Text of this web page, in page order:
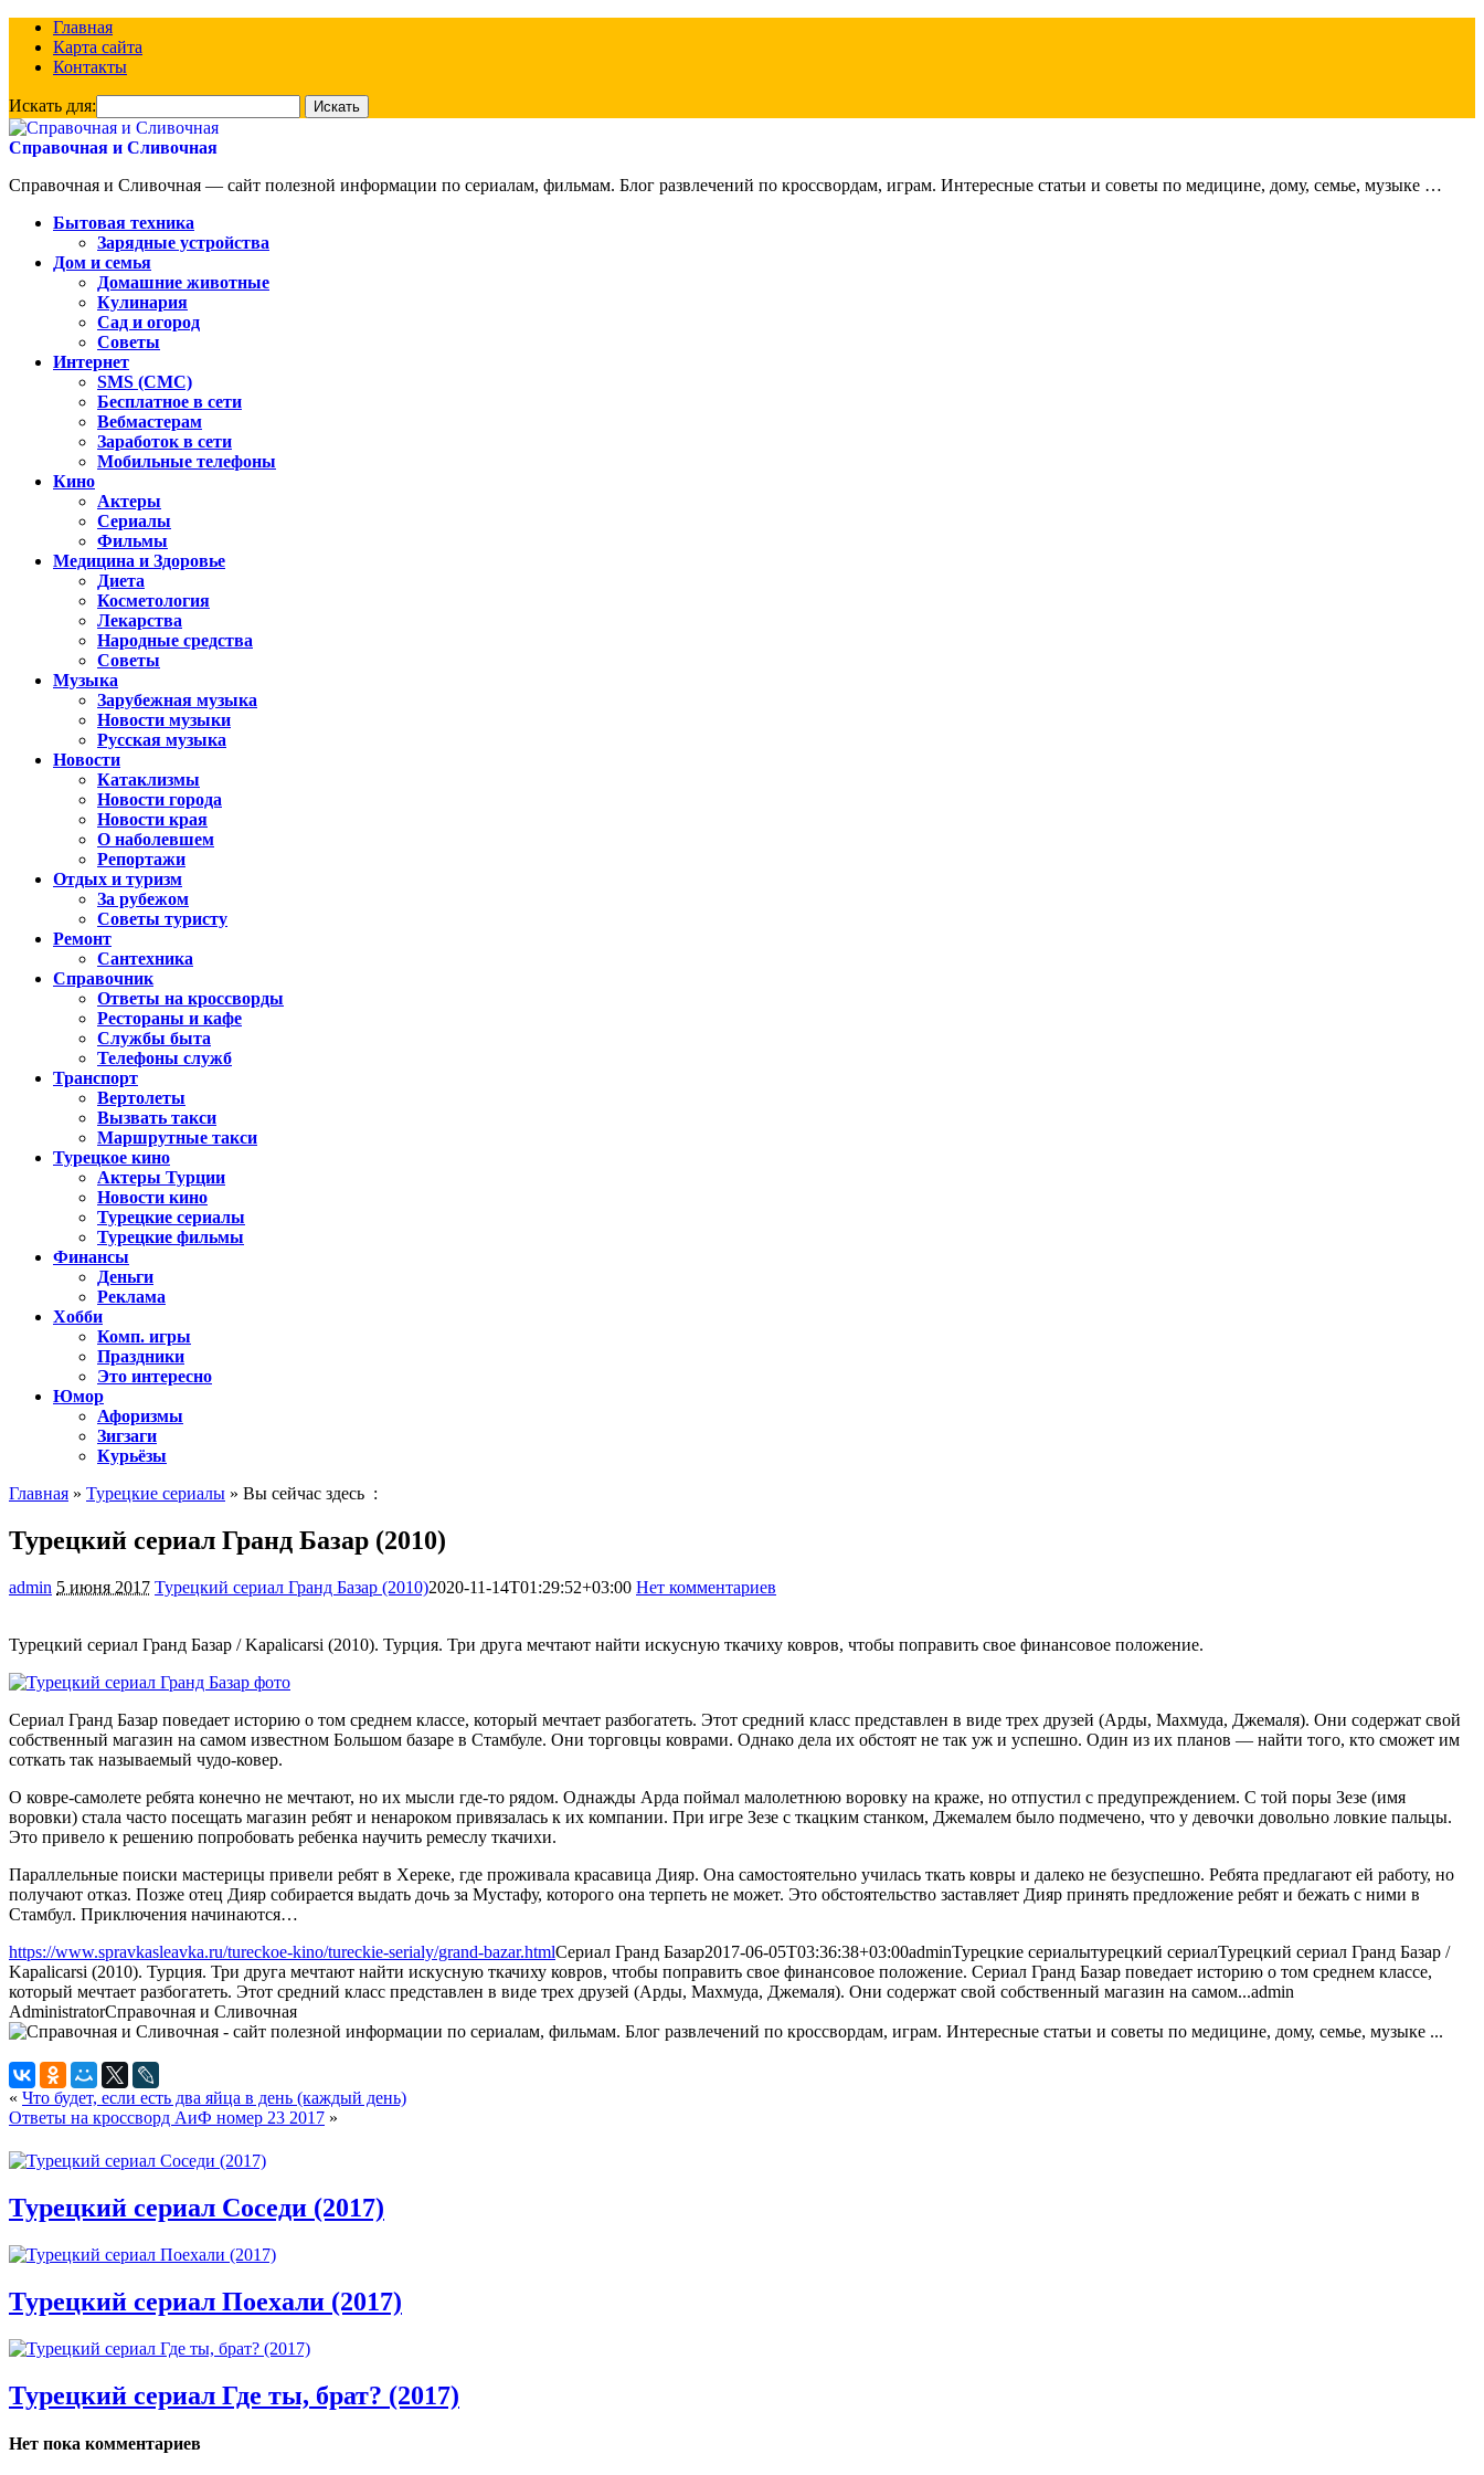
Главная
Карта сайта
Контакты
Искать для:
Справочная и Сливочная
Справочная и Сливочная — сайт полезной информации по сериалам, фильмам. Блог развлечений по кроссвордам, играм. Интересные статьи и советы по медицине, дому, семье, музыке …
Бытовая техника
Зарядные устройства
Дом и семья
Домашние животные
Кулинария
Сад и огород
Советы
Интернет
SMS (СМС)
Бесплатное в сети
Вебмастерам
Заработок в сети
Мобильные телефоны
Кино
Актеры
Сериалы
Фильмы
Медицина и Здоровье
Диета
Косметология
Лекарства
Народные средства
Советы
Музыка
Зарубежная музыка
Новости музыки
Русская музыка
Новости
Катаклизмы
Новости города
Новости края
О наболевшем
Репортажи
Отдых и туризм
За рубежом
Советы туристу
Ремонт
Сантехника
Справочник
Ответы на кроссворды
Рестораны и кафе
Службы быта
Телефоны служб
Транспорт
Вертолеты
Вызвать такси
Маршрутные такси
Турецкое кино
Актеры Турции
Новости кино
Турецкие сериалы
Турецкие фильмы
Финансы
Деньги
Реклама
Хобби
Комп. игры
Праздники
Это интересно
Юмор
Афоризмы
Зигзаги
Курьёзы
Главная » Турецкие сериалы » Вы сейчас здесь :
Турецкий сериал Гранд Базар (2010)
admin 5 июня 2017 Турецкий сериал Гранд Базар (2010)2020-11-14T01:29:52+03:00 Нет комментариев
Турецкий сериал Гранд Базар / Kapalicarsi (2010). Турция. Три друга мечтают найти искусную ткачиху ковров, чтобы поправить свое финансовое положение.
Сериал Гранд Базар поведает историю о том среднем классе, который мечтает разбогатеть. Этот средний класс представлен в виде трех друзей (Арды, Махмуда, Джемаля). Они содержат свой
собственный магазин на самом известном Большом базаре в Стамбуле. Они торговцы коврами. Однако дела их обстоят не так уж и успешно. Один из их планов — найти того, кто сможет им
соткать так называемый чудо-ковер.
О ковре-самолете ребята конечно не мечтают, но их мысли где-то рядом. Однажды Арда поймал малолетнюю воровку на краже, но отпустил с предупреждением. С той поры Зезе (имя
воровки) стала часто посещать магазин ребят и ненароком привязалась к их компании. При игре Зезе с ткацким станком, Джемалем было подмечено, что у девочки довольно ловкие пальцы.
Это привело к решению попробовать ребенка научить ремеслу ткачихи.
Параллельные поиски мастерицы привели ребят в Хереке, где проживала красавица Дияр. Она самостоятельно училась ткать ковры и далеко не безуспешно. Ребята предлагают ей работу, но
получают отказ. Позже отец Дияр собирается выдать дочь за Мустафу, которого она терпеть не может. Это обстоятельство заставляет Дияр принять предложение ребят и бежать с ними в
Стамбул. Приключения начинаются…
https://www.spravkasleavka.ru/tureckoe-kino/tureckie-serialy/grand-bazar.htmlСериал Гранд Базар2017-06-05T03:36:38+03:00adminТурецкие сериалытурецкий сериалТурецкий сериал Гранд Базар /
Kapalicarsi (2010). Турция. Три друга мечтают найти искусную ткачиху ковров, чтобы поправить свое финансовое положение. Сериал Гранд Базар поведает историю о том среднем классе,
который мечтает разбогатеть. Этот средний класс представлен в виде трех друзей (Арды, Махмуда, Джемаля). Они содержат свой собственный магазин на самом...admin
AdministratorСправочная и Сливочная
« Что будет, если есть два яйца в день (каждый день)
Ответы на кроссворд АиФ номер 23 2017 »
Турецкий сериал Соседи (2017)
Турецкий сериал Поехали (2017)
Турецкий сериал Где ты, брат? (2017)
Нет пока комментариев